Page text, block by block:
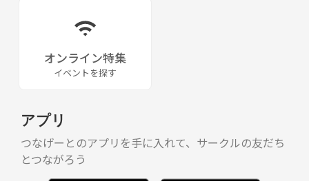
オンライン特集
イベントを探す
アプリ
つなげーとのアプリを手に入れて、サークルの友だち
とつながろう